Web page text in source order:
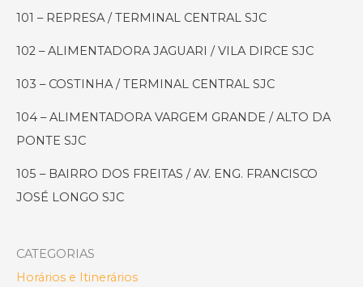
em
São
dos
101 – REPRESA / TERMINAL CENTRAL SJC
102 – ALIMENTADORA JAGUARI / VILA DIRCE SJC
103 – COSTINHA / TERMINAL CENTRAL SJC
104 – ALIMENTADORA VARGEM GRANDE / ALTO DA
PONTE SJC
105 – BAIRRO DOS FREITAS / AV. ENG. FRANCISCO
JOSÉ LONGO SJC
CATEGORIAS
Horários e Itinerários